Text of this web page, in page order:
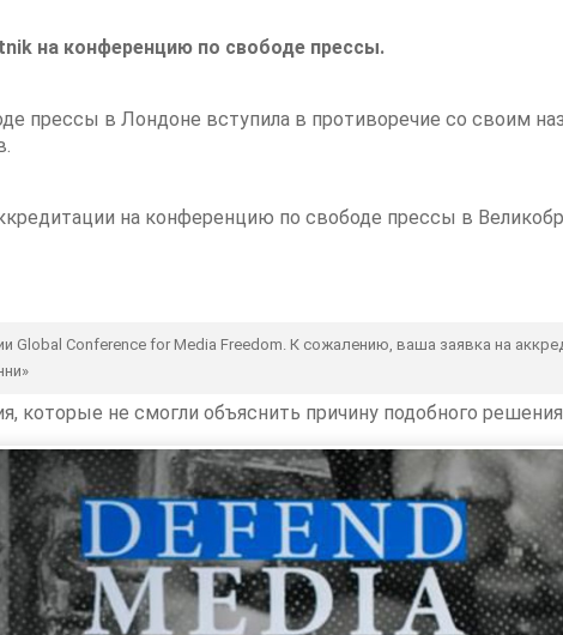
на конференцию по свободе прессы.
прессы в Лондоне вступила в противоречие со своим
на конференцию по свободе прессы в
Global Conference for Media Freedom. К сожалению, ваша заявка на
которые не смогли объяснить причину подобного